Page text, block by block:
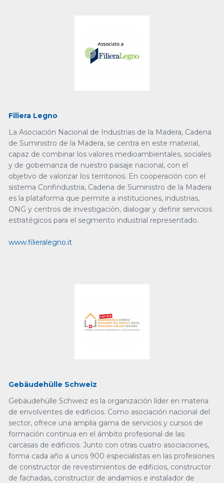
Filiera Legno
La Asociación Nacional de Industrias de la Madera, Cadena
de Suministro de la Madera, se centra en este material,
capaz de combinar los valores medioambientales, sociales
y de gobernanza de nuestro paisaje nacional, con el
objetivo de valorizar los territorios. En cooperación con el
sistema Confindustria, Cadena de Suministro de la Madera
es la plataforma que permite a instituciones, industrias,
ONG y centros de investigación, dialogar y definir servicios
estratégicos para el segmento industrial representado.
www.filieralegno.it
Gebäudehülle Schweiz
Gebäudehülle Schweiz es la organización líder en materia
de envolventes de edificios. Como asociación nacional del
sector, ofrece una amplia gama de servicios y cursos de
formación continua en el ámbito profesional de las
carcasas de edificios. Junto con otras cuatro asociaciones,
forma cada año a unos 900 especialistas en las profesiones
de constructor de revestimientos de edificios, constructor
de fachadas, constructor de andamios e instalador de